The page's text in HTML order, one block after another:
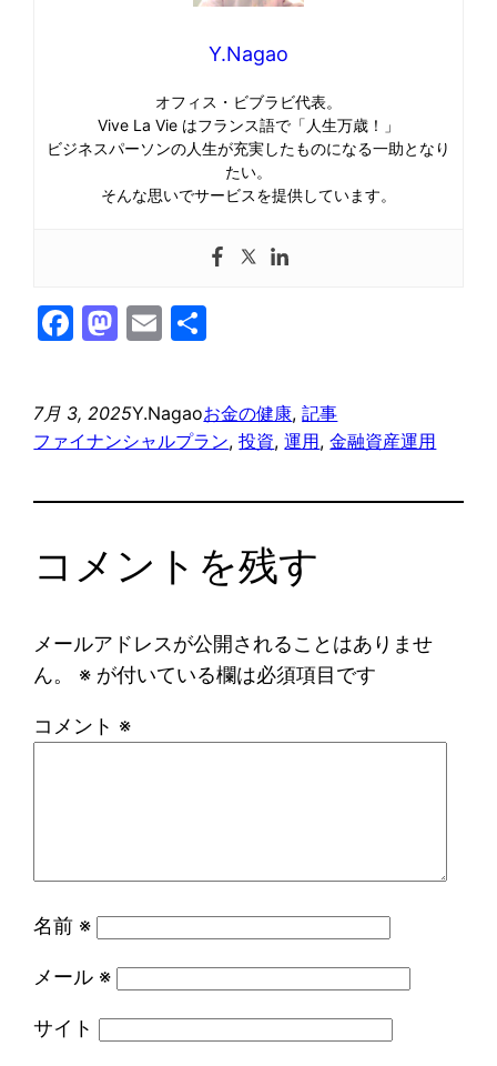
Y.Nagao
オフィス・ビブラビ代表。
Vive La Vie はフランス語で「人生万歳！」
ビジネスパーソンの人生が充実したものになる一助となり
たい。
そんな思いでサービスを提供しています。
Facebook
Mastodon
Email
7月 3, 2025Y.Nagaoお金の健康, 記事
ファイナンシャルプラン, 投資, 運用, 金融資産運用
コメントを残す
メールアドレスが公開されることはありませ
ん。
※ が付いている欄は必須項目です
コメント ※
名前 ※
メール ※
サイト